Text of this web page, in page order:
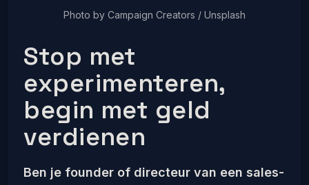
Photo by Campaign Creators / Unsplash
Stop met
experimenteren,
begin met geld
verdienen
Ben je founder of directeur van een sales-